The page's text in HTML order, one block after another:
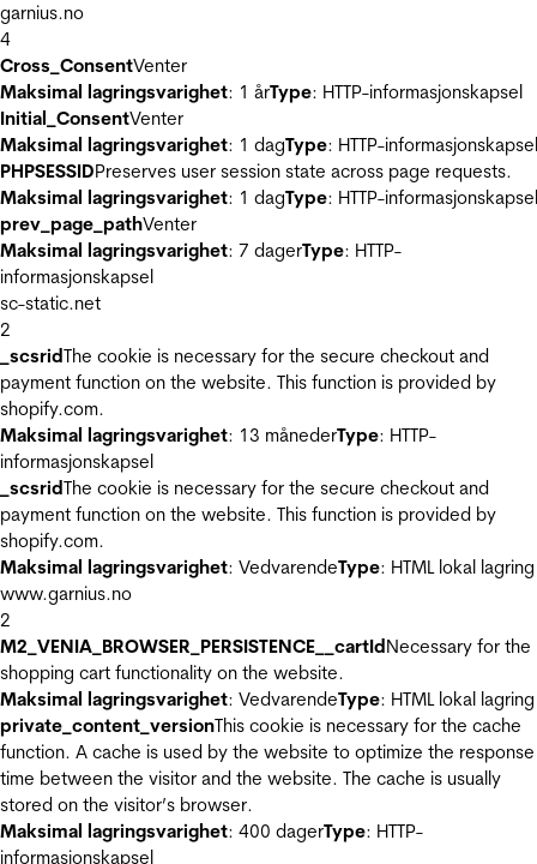
garnius.no
4
Cross_ConsentVenter
Maksimal lagringsvarighet: 1 årType: HTTP-informasjonskapsel
Initial_ConsentVenter
Maksimal lagringsvarighet: 1 dagType: HTTP-informasjonskapsel
PHPSESSIDPreserves user session state across page requests.
Maksimal lagringsvarighet: 1 dagType: HTTP-informasjonskapsel
prev_page_pathVenter
Maksimal lagringsvarighet: 7 dagerType: HTTP-
informasjonskapsel
sc-static.net
2
_scsridThe cookie is necessary for the secure checkout and
payment function on the website. This function is provided by
shopify.com.
Maksimal lagringsvarighet: 13 månederType: HTTP-
informasjonskapsel
_scsridThe cookie is necessary for the secure checkout and
payment function on the website. This function is provided by
shopify.com.
Maksimal lagringsvarighet: VedvarendeType: HTML lokal lagring
www.garnius.no
2
M2_VENIA_BROWSER_PERSISTENCE__cartIdNecessary for the
shopping cart functionality on the website.
Maksimal lagringsvarighet: VedvarendeType: HTML lokal lagring
private_content_versionThis cookie is necessary for the cache
function. A cache is used by the website to optimize the response
time between the visitor and the website. The cache is usually
stored on the visitor’s browser.
Maksimal lagringsvarighet: 400 dagerType: HTTP-
informasjonskapsel